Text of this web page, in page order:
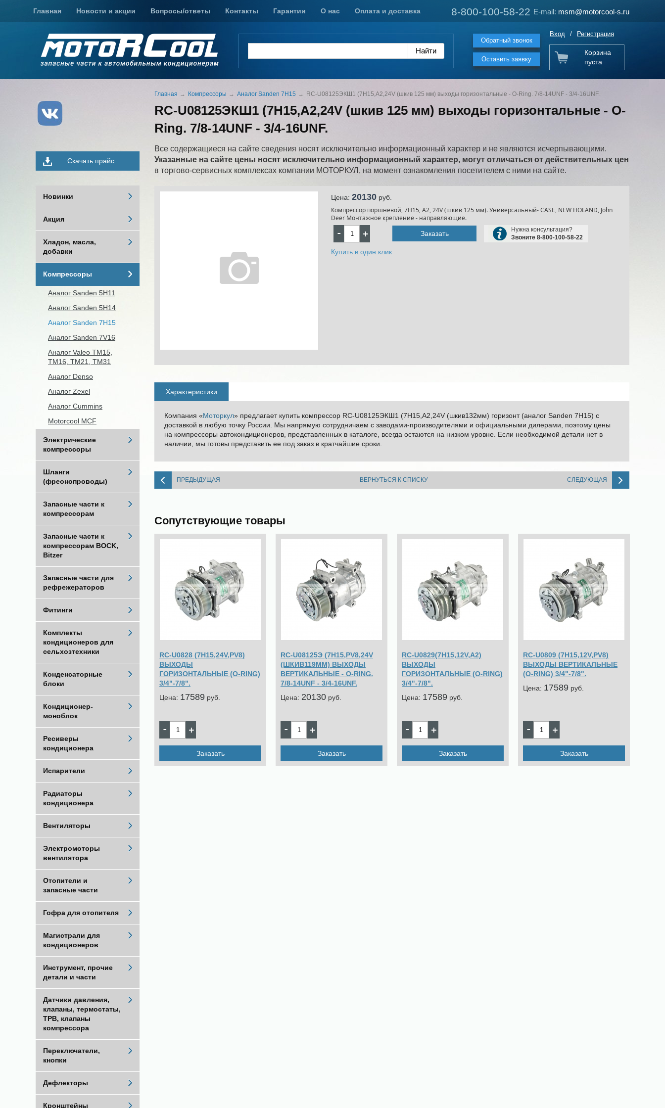
8-800-100-58-22 E-mail: msm@motorcool-s.ru
Обратный звонок
Оставить заявку
8-800-100-58-22 E-mail: msm@motorcool-s.ru
Главная Новости и акции Вопросы/ответы Контакты Гарантии О нас Оплата и доставка
Вход / Регистрация
Корзина
пуста
Главная Компрессоры Аналог Sanden 7H15 RC-U08125ЭКШ1 (7Н15,A2,24V (шкив 125 мм) выходы горизонтальные - O-Ring. 7/8-14UNF - 3/4-16UNF.
RC-U08125ЭКШ1 (7Н15,A2,24V (шкив 125 мм) выходы горизонтальные - O-
Ring. 7/8-14UNF - 3/4-16UNF.
Все содержащиеся на сайте сведения носят исключительно информационный характер и не являются исчерпывающими.
Указанные на сайте цены носят исключительно информационный характер, могут отличаться от действительных цен
в торгово-сервисных комплексах компании МОТОРКУЛ, на момент ознакомления посетителем с ними на сайте.
Цена: 20130 pуб.
Компрессор поршневой, 7Н15, A2, 24V (шкив 125 мм). Универсальный- CASE, NEW HOLAND, John
Deer Монтажное крепление - направляющие.
Заказать
Нужна консультация?
Звоните 8-800-100-58-22
Купить в один клик
Характеристики
Компания «Моторкул» предлагает купить компрессор RC-U08125ЭКШ1 (7Н15,A2,24V (шкив132мм) горизонт (аналог Sanden 7H15) с
доставкой в любую точку России. Мы напрямую сотрудничаем с заводами-производителями и официальными дилерами, поэтому цены
на компрессоры автокондиционеров, представленных в каталоге, всегда остаются на низком уровне. Если необходимой детали нет в
наличии, мы готовы представить ее под заказ в кратчайшие сроки.
ПРЕДЫДУЩАЯ ВЕРНУТЬСЯ К СПИСКУ СЛЕДУЮЩАЯ
Сопутствующие товары
RC-U0828 (7H15,24V,PV8)
ВЫХОДЫ
ГОРИЗОНТАЛЬНЫЕ (O-RING)
3/4"-7/8".
Цена: 17589 pуб.
Заказать
RC-U08125Э (7Н15,PV8,24V
(ШКИВ119ММ) ВЫХОДЫ
ВЕРТИКАЛЬНЫЕ - O-RING.
7/8-14UNF - 3/4-16UNF.
Цена: 20130 pуб.
Заказать
RC-U0829(7H15,12V,A2)
ВЫХОДЫ
ГОРИЗОНТАЛЬНЫЕ (O-RING)
3/4"-7/8".
Цена: 17589 pуб.
Заказать
RC-U0809 (7H15,12V,PV8)
ВЫХОДЫ ВЕРТИКАЛЬНЫЕ
(O-RING) 3/4"-7/8".
Цена: 17589 pуб.
Заказать
Скачать прайс
Новинки
Акция
Хладон, масла,
добавки
Компрессоры
Аналог Sanden 5H11
Аналог Sanden 5H14
Аналог Sanden 7H15
Аналог Sanden 7V16
Аналог Valeo ТМ15,
TM16, TM21, ТМ31
Аналог Denso
Аналог Zexel
Аналог Cummins
Motorcool MCF
Электрические
компрессоры
Шланги
(фреонопроводы)
Запасные части к
компрессорам
Запасные части к
компрессорам BOCK,
Bitzer
Запасные части для
рефрежераторов
Фитинги
Комплекты
кондиционеров для
сельхозтехники
Конденсаторные
блоки
Кондиционер-
моноблок
Ресиверы
кондиционера
Испарители
Радиаторы
кондиционера
Вентиляторы
Электромоторы
вентилятора
Отопители и
запасные части
Гофра для отопителя
Магистрали для
кондиционеров
Инструмент, прочие
детали и части
Датчики давления,
клапаны, термостаты,
ТРВ, клапаны
компрессора
Переключатели,
кнопки
Дефлекторы
Кронштейны